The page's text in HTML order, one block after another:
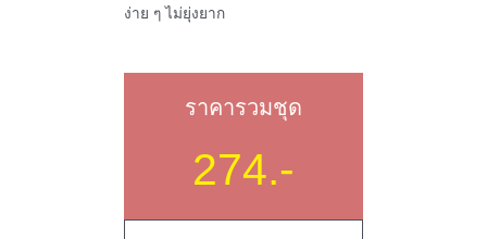
ง่าย ๆ ไม่ยุ่งยาก
ราคารวมชุด
274.-